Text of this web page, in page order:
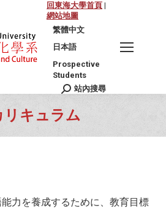
回東海大學首頁 |
網站地圖
繁體中文
日本語
Prospective
Students
Search:
站內搜尋
リキュラム
You are here:
力を養成するために、教育目標